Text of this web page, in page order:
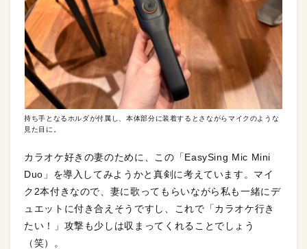
持ち手となるホルダが付属し、本体部分に装着するとさながらマイクのような
見た目に。
カラオケ好きの妻のために、この「EasySing Mic Mini
Duo」を導入してみようかと真剣に考えています。マイ
ク2本付きなので、妻に歌ってもらいながら私も一緒にデ
ュエットに付き合えそうですし、これで「カラオケ行き
たい！」攻撃も少しは収まってくれることでしょう
（笑）。